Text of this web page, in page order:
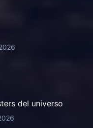
del universo